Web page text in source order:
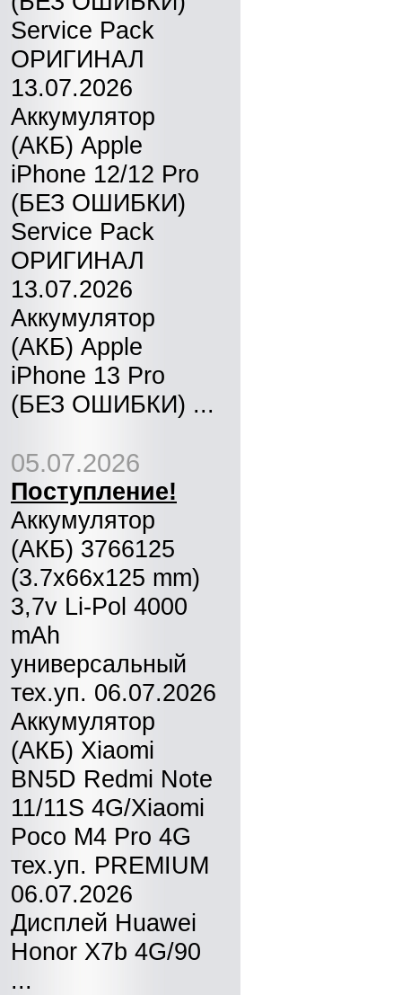
Service Pack
ОРИГИНАЛ
13.07.2026
Аккумулятор
(АКБ) Apple
iPhone 12/12 Pro
(БЕЗ ОШИБКИ)
Service Pack
ОРИГИНАЛ
13.07.2026
Аккумулятор
(АКБ) Apple
iPhone 13 Pro
(БЕЗ ОШИБКИ) ...
05.07.2026
Поступление!
Аккумулятор
(АКБ) 3766125
(3.7x66x125 mm)
3,7v Li-Pol 4000
mAh
универсальный
тех.уп. 06.07.2026
Аккумулятор
(АКБ) Xiaomi
BN5D Redmi Note
11/11S 4G/Xiaomi
Poco M4 Pro 4G
тех.уп. PREMIUM
06.07.2026
Дисплей Huawei
Honor X7b 4G/90
...